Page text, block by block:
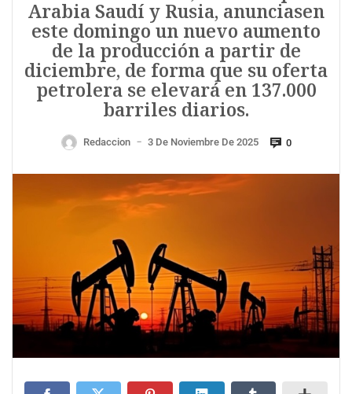
Arabia Saudí y Rusia, anunciasen
este domingo un nuevo aumento
de la producción a partir de
diciembre, de forma que su oferta
petrolera se elevará en 137.000
barriles diarios.
Redaccion — 3 De Noviembre De 2025 0